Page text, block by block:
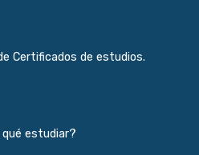
Certificados de estudios.
estudiar?